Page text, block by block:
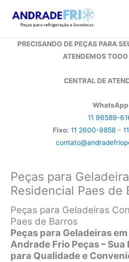
para
conteúdo
PRECISANDO DE PEÇAS PARA
ATENDEMOS
CENTRAL DE
11 96589-
Fixo: 11 2600-9858 –
Peças para
Residencial Paes de
Peças para Geladeiras
Paes de Barros
Peças para Geladeiras
Andrade Frio Peças –
para Qualidade e